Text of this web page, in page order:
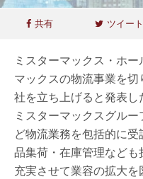
共有 ツイート
ミスターマックス・ホ
マックスの物流事業を
社を立ち上げると発表
ミスターマックスグル
ど物流業務を包括的に
品集荷・在庫管理など
充実させて業容の拡大